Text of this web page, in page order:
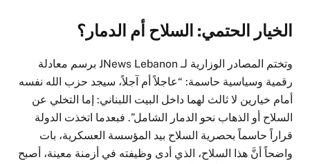
الخيار الحتمي: السلاح أم الدمار؟
وتختم المصادر الوزارية لـ JNews Lebanon برسم معادلة
رقمية وسياسية حاسمة: “عاجلاً أم آجلاً، سيجد حزب الله نفسه
أمام خيارين لا ثالث لهما داخل البيت اللبناني: إما التخلي عن
السلاح أو الذهاب نحو الدمار الشامل”. فبعدما اتخذت الدولة
قراراً حاسماً بحصرية السلاح بيد المؤسسة العسكرية، بات
واضحاً أنَّ هذا السلاح، الذي أدى وظيفته في أزمنة معينة، أصبح